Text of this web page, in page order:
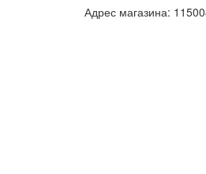
Адрес магазина: